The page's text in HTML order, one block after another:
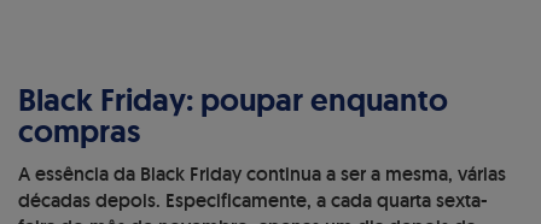
Black Friday: poupar enquanto
compras
A essência da Black Friday continua a ser a mesma, várias
décadas depois. Especificamente, a cada quarta sexta-